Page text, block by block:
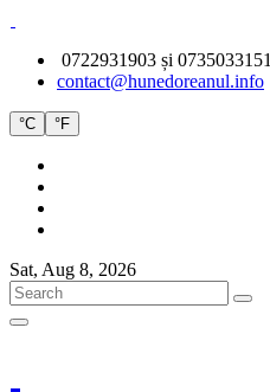
0722931903 și 0735033151
contact@hunedoreanul.info
°C °F
Sat, Aug 8, 2026